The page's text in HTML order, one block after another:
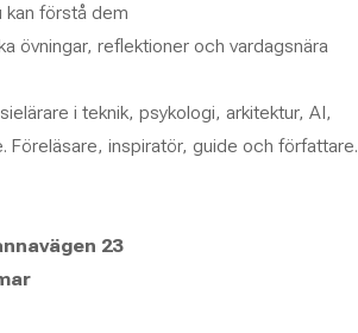
kan förstå dem
övningar, reflektioner och vardagsnära
i teknik, psykologi, arkitektur, AI,
Föreläsare, inspiratör, guide och författare.
23